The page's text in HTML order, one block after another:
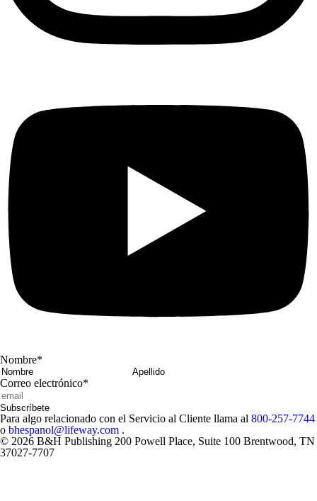
Nombre*
Nombre
Correo electrónico*
Subscríbete
Para algo relacionado con el Servicio al Cliente llama al 800-257-7744
o bhespanol@lifeway.com .
© 2026 B&H Publishing 200 Powell Place, Suite 100 Brentwood, TN
37027-7707